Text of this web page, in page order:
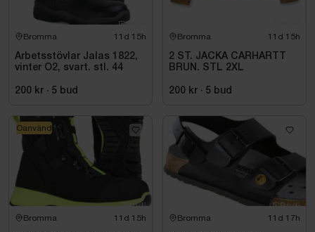
Bromma 11d 15h
Arbetsstövlar Jalas 1822,
vinter O2, svart. stl. 44
200 kr · 5 bud
Bromma 11d 15h
2 ST. JACKA CARHARTT
BRUN. STL 2XL
200 kr · 5 bud
Bromma 11d 15h
Oanvänd
Bromma 11d 17h